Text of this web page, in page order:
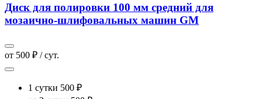
Диск для полировки 100 мм средний для
мозаично-шлифовальных машин GM
от 500 ₽ / сут.
1 сутки 500 ₽